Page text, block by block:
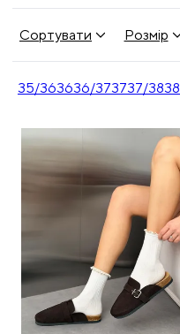
Сортувати Розмір
35/363636/373737/3838